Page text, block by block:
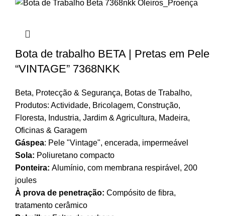
Bota de trabalho BETA | Pretas em Pele
“VINTAGE” 7368NKK
Beta, Protecção & Segurança, Botas de Trabalho,
Produtos: Actividade, Bricolagem, Construção,
Floresta, Industria, Jardim & Agricultura, Madeira,
Oficinas & Garagem
Gáspea: Pele "Vintage", encerada, impermeável
Sola: Poliuretano compacto
Ponteira: Alumínio, com membrana respirável, 200
joules
À prova de penetração: Compósito de fibra,
tratamento cerâmico